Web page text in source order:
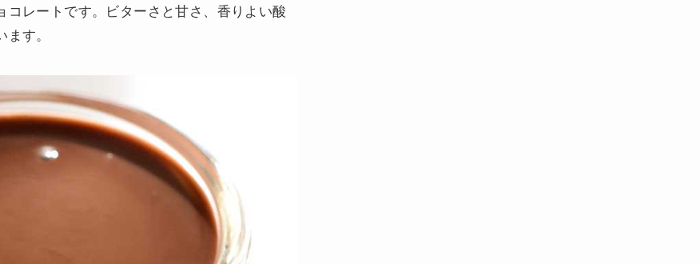
レートです。ビターさと甘さ、香りよい酸
す。